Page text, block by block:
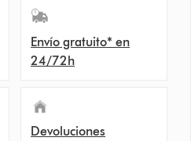
Envío gratuito* en
24/72h
Devoluciones